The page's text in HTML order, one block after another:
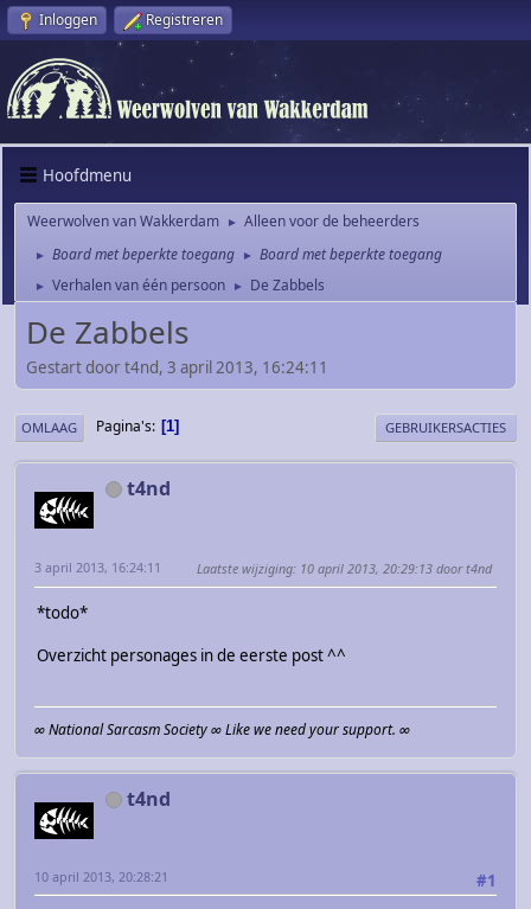
Inloggen Registreren
Hoofdmenu
Weerwolven van Wakkerdam ► Alleen voor de beheerders
► Board met beperkte toegang ► Board met beperkte toegang
► Verhalen van één persoon ► De Zabbels
De Zabbels
Gestart door t4nd, 3 april 2013, 16:24:11
OMLAAG Pagina's 1 GEBRUIKERSACTIES
t4nd
3 april 2013, 16:24:11 Laatste wijziging: 10 april 2013, 20:29:13 door t4nd
*todo*
Overzicht personages in de eerste post ^^
∞ National Sarcasm Society ∞ Like we need your support. ∞
t4nd
#1
10 april 2013, 20:28:21